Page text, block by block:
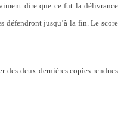
dire que ce fut la délivrance
défendront jusqu’à la fin. Le score
des deux dernières copies rendues